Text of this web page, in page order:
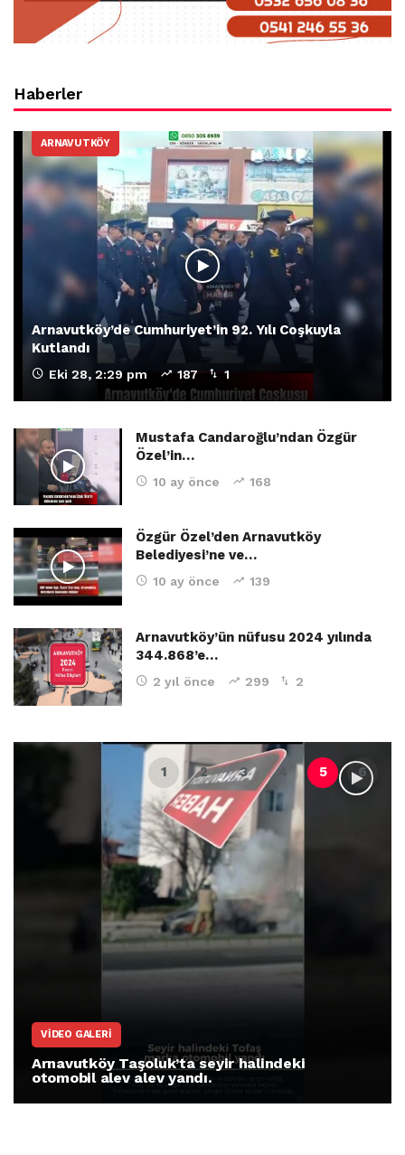
Haberler
ARNAVUTKÖY
Arnavutköy’de Cumhuriyet’in 92. Yılı Coşkuyla
Kutlandı
Eki 28, 2:29 pm 187 1
Mustafa Candaroğlu’ndan Özgür
Özel’in…
10 ay önce 168
Özgür Özel’den Arnavutköy
Belediyesi’ne ve…
10 ay önce 139
Arnavutköy’ün nüfusu 2024 yılında
344.868’e…
2 yıl önce 299 2
VIDEO GALERI
Arnavutköy Taşoluk’ta seyir halindeki
otomobil alev alev yandı.